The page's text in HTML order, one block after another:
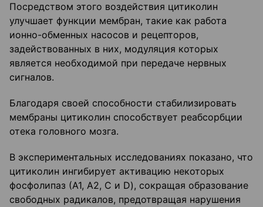
Посредством этого воздействия цитиколин
улучшает функции мембран, такие как работа
ионно-обменных насосов и рецепторов,
задействованных в них, модуляция которых
является необходимой при передаче нервных
сигналов.
Благодаря своей способности стабилизировать
мембраны цитиколин способствует реабсорбции
отека головного мозга.
В экспериментальных исследованиях показано, что
цитиколин ингибирует активацию некоторых
фосфолипаз (А1, А2, С и D), сокращая образование
свободных радикалов, предотвращая нарушения